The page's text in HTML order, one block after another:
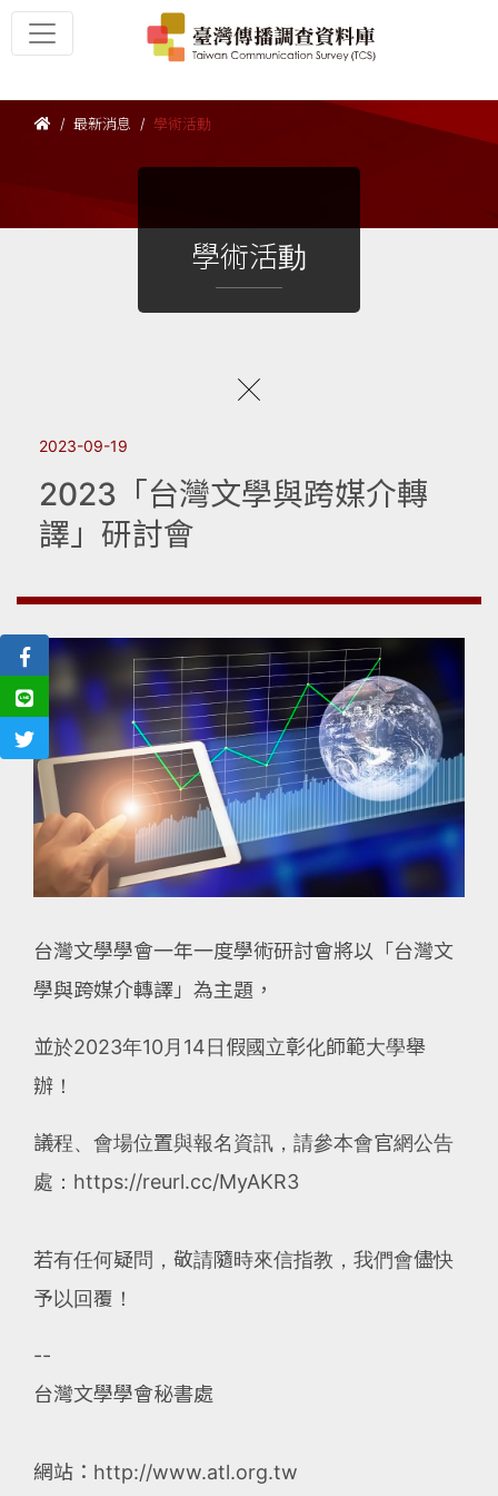
最新消息 學術活動
學術活動
2023-09-19
2023「台灣文學與跨媒介轉
譯」研討會
台灣文學學會一年一度學術研討會將以「台灣文
學與跨媒介轉譯」為主題，
並於2023年10月14日假國立彰化師範大學舉
辦！
議程、會場位置與報名資訊，請參本會官網公告
處：https://reurl.cc/MyAKR3
若有任何疑問，敬請隨時來信指教，我們會儘快
予以回覆！
--
台灣文學學會秘書處
網站：http://www.atl.org.tw